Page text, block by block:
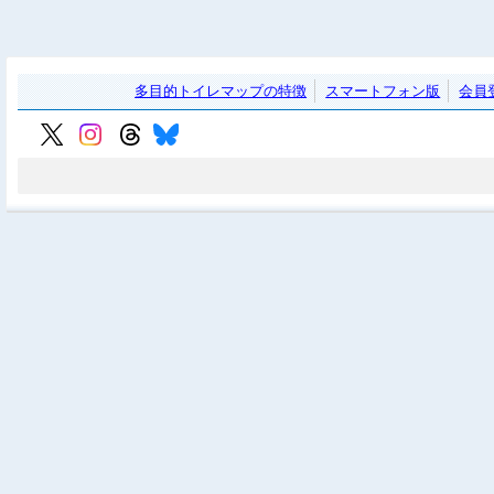
多目的トイレマップの特徴 スマートフォン版 会員